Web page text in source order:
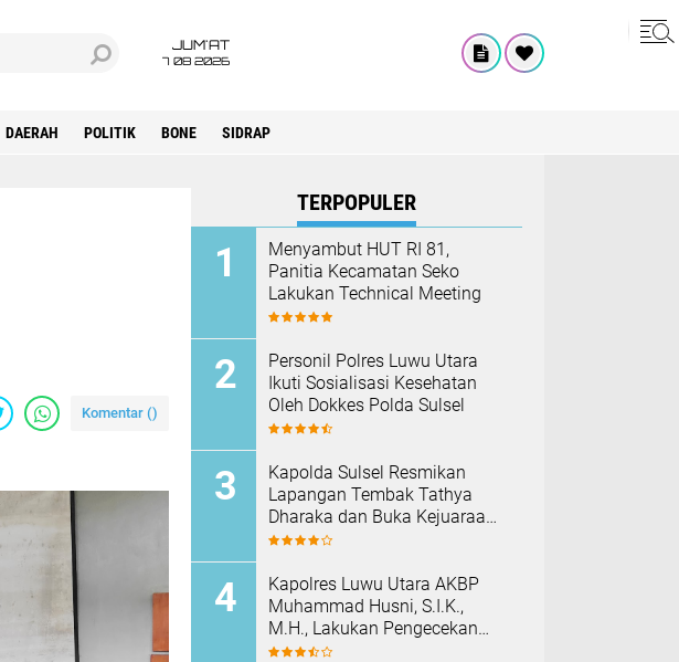
JUM'AT
7 08 2026
DAERAH POLITIK BONE SIDRAP
Komentar ()
TERPOPULER
Menyambut HUT RI 81,
Panitia Kecamatan Seko
Lakukan Technical Meeting
Personil Polres Luwu Utara
Ikuti Sosialisasi Kesehatan
Oleh Dokkes Polda Sulsel
Kapolda Sulsel Resmikan
Lapangan Tembak Tathya
Dharaka dan Buka Kejuaraan
Menembak Bupati Sidrap Cup
Kapolres Luwu Utara AKBP
Muhammad Husni, S.I.K.,
M.H., Lakukan Pengecekan
Rutan Dan Fasilitas Polres